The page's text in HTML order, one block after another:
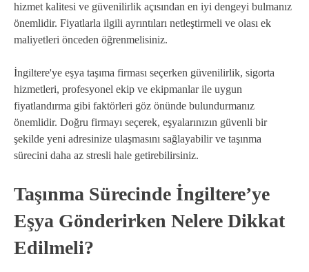
hizmet kalitesi ve güvenilirlik açısından en iyi dengeyi bulmanız
önemlidir. Fiyatlarla ilgili ayrıntıları netleştirmeli ve olası ek
maliyetleri önceden öğrenmelisiniz.
İngiltere'ye eşya taşıma firması seçerken güvenilirlik, sigorta
hizmetleri, profesyonel ekip ve ekipmanlar ile uygun
fiyatlandırma gibi faktörleri göz önünde bulundurmanız
önemlidir. Doğru firmayı seçerek, eşyalarınızın güvenli bir
şekilde yeni adresinize ulaşmasını sağlayabilir ve taşınma
sürecini daha az stresli hale getirebilirsiniz.
Taşınma Sürecinde İngiltere’ye
Eşya Gönderirken Nelere Dikkat
Edilmeli?